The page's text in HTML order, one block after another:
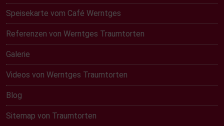
Speisekarte vom Café Werntges
Referenzen von Werntges Traumtorten
Galerie
Videos von Werntges Traumtorten
Blog
Sitemap von Traumtorten